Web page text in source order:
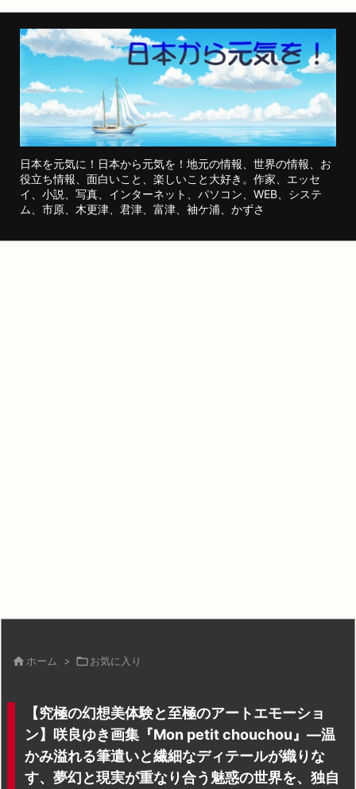
日本を元気に！日本から元気を！地元の情報、世界の情報、お
役立ち情報、面白いこと、楽しいこと大好き。作家、エッセ
イ、小説、写真、インターネット、パソコン、WEB、システ
ム、市原、木更津、君津、富津、袖ケ浦、かずさ
 ホーム > お気に入り
【究極の幻想美体験と至極のアートエモーショ
ン】咲良ゆき画集『Mon petit chouchou』―温
かみ溢れる筆遣いと繊細なディテールが織りな
す、夢幻と現実が重なり合う魅惑の世界を、独自